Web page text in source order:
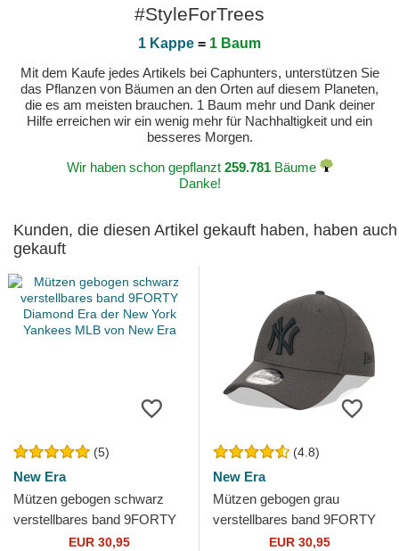
#StyleForTrees
1 Kappe = 1 Baum
Mit dem Kaufe jedes Artikels bei Caphunters, unterstützen Sie
das Pflanzen von Bäumen an den Orten auf diesem Planeten,
die es am meisten brauchen. 1 Baum mehr und Dank deiner
Hilfe erreichen wir ein wenig mehr für Nachhaltigkeit und ein
besseres Morgen.
Wir haben schon gepflanzt 259.781Bäume
Danke!
Kunden, die diesen Artikel gekauft haben, haben auch
gekauft
(5)
New Era
Mützen gebogen schwarz
verstellbares band 9FORTY
Diamond Era der New York
EUR 30,95
(4.8)
New Era
Mützen gebogen grau
verstellbares band 9FORTY
Diamond Era der New York
EUR 30,95